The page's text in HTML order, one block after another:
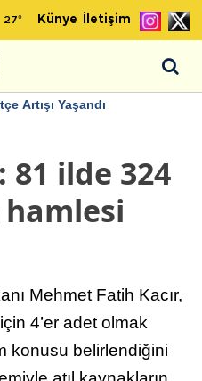
27° Künye İletişim
Artışı Yaşandı
81 ilde 324
hamlesi
Mehmet Fatih Kacır,
4’er adet olmak
konusu belirlendiğini